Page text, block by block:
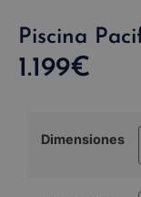
Piscina
1.199€
Dimensiones